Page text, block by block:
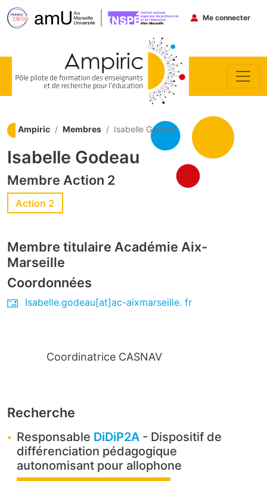
Menu du
Me connecter
Ampiric Membres Isabelle Godeau
Isabelle Godeau
Membre Action 2
Action 2
Membre titulaire Académie Aix-
Marseille
Coordonnées
Isabelle.godeau[at]ac-aixmarseille. fr
Coordinatrice CASNAV
Recherche
Responsable DiDiP2A - Dispositif de
différenciation pédagogique
autonomisant pour allophone